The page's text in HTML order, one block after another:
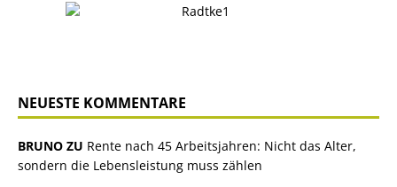
NEUESTE KOMMENTARE
BRUNO ZU Rente nach 45 Arbeitsjahren: Nicht das Alter,
sondern die Lebensleistung muss zählen